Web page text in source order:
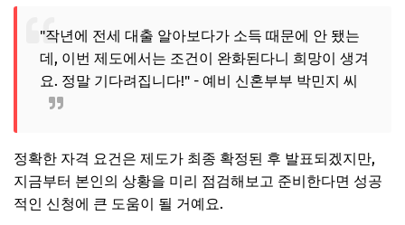
"작년에 전세 대출 알아보다가 소득 때문에 안 됐는
데, 이번 제도에서는 조건이 완화된다니 희망이 생겨
요. 정말 기다려집니다!" - 예비 신혼부부 박민지 씨
정확한 자격 요건은 제도가 최종 확정된 후 발표되겠지만,
지금부터 본인의 상황을 미리 점검해보고 준비한다면 성공
적인 신청에 큰 도움이 될 거예요.